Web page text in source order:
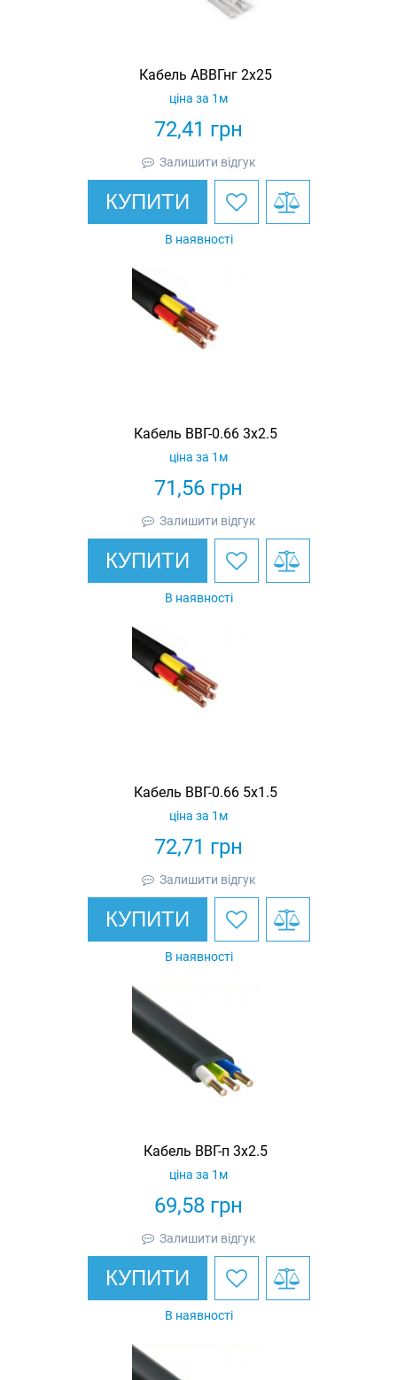
Кабель АВВГнг 2х25
72,41 грн
ціна за 1м
Залишити відгук
КУПИТИ
В наявності
Кабель ВВГ-0.66 3х2.5
71,56 грн
ціна за 1м
Залишити відгук
КУПИТИ
В наявності
Кабель ВВГ-0.66 5х1.5
72,71 грн
ціна за 1м
Залишити відгук
КУПИТИ
В наявності
Кабель ВВГ-п 3х2.5
69,58 грн
ціна за 1м
Залишити відгук
КУПИТИ
В наявності